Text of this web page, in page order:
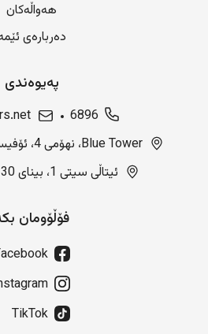
هەواڵەکان
دەربارەی
پەیوەندی
6896
Blue Tower، نهۆمی 4، ئۆفیسی 407، بەغدا، عێراق
ئیتاڵی سیتی 1، بینای 130 هەولێر، عێراق
فۆڵۆومان
TikTok